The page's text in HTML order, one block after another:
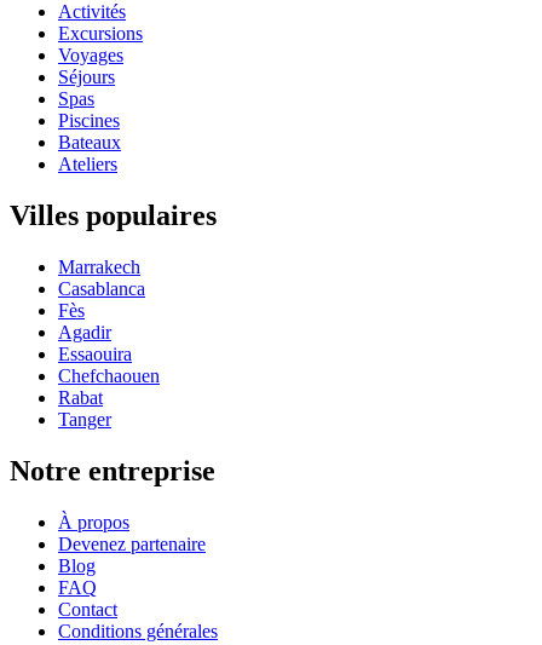
Activités
Excursions
Voyages
Séjours
Spas
Piscines
Bateaux
Ateliers
Villes populaires
Marrakech
Casablanca
Fès
Agadir
Essaouira
Chefchaouen
Rabat
Tanger
Notre entreprise
À propos
Devenez partenaire
Blog
FAQ
Contact
Conditions générales